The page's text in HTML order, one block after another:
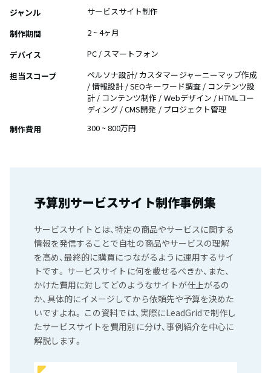
ジャンル
サービスサイト制作
制作期間
2 ~ 4ヶ月
デバイス
PC / スマートフォン
担当スコープ
ペルソナ設計/ カスタマージャーニーマップ作成
/ 情報設計 / SEOキーワード調査 / コンテンツ設
計 / コンテンツ制作 / Webデザイン / HTMLコー
ディング / CMS開発 / プロジェクト管理
制作費用
300 ~ 800万円
予算別サービスサイト制作事例集
サービスサイトとは、特定の商品やサービスに関する
情報を発信することで自社の商品やサービスの理解
を高め、最終的に購買につながるように運用するサイ
トです。 サービスサイトに何を載せるべきか、また、
かけた費用に対してどのようなサイトが仕上がるの
か、具体的にイメージしてから依頼先や予算を決めた
いですよね。 この資料では、実際にLeadGridで制作し
たサービスサイトを費用別に分け、事例紹介を中心に
解説します。